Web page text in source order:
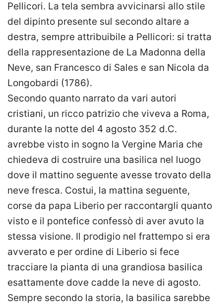
Pellicori. La tela sembra avvicinarsi allo stile
del dipinto presente sul secondo altare a
destra, sempre attribuibile a Pellicori: si tratta
della rappresentazione de La Madonna della
Neve, san Francesco di Sales e san Nicola da
Longobardi (1786).
Secondo quanto narrato da vari autori
cristiani, un ricco patrizio che viveva a Roma,
durante la notte del 4 agosto 352 d.C.
avrebbe visto in sogno la Vergine Maria che
chiedeva di costruire una basilica nel luogo
dove il mattino seguente avesse trovato della
neve fresca. Costui, la mattina seguente,
corse da papa Liberio per raccontargli quanto
visto e il pontefice confessò di aver avuto la
stessa visione. Il prodigio nel frattempo si era
avverato e per ordine di Liberio si fece
tracciare la pianta di una grandiosa basilica
esattamente dove cadde la neve di agosto.
Sempre secondo la storia, la basilica sarebbe